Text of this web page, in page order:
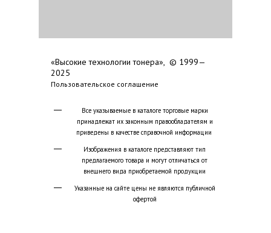
«Высокие технологии тонера», © 1999—
2025
Пользовательское соглашение
Все указываемые в каталоге торговые марки
принадлежат их законным правообладателям и
приведены в качестве справочной информации
Изображения в каталоге представляют тип
предлагаемого товара и могут отличаться от
внешнего вида приобретаемой продукции
Указанные на сайте цены не являются публичной
офертой